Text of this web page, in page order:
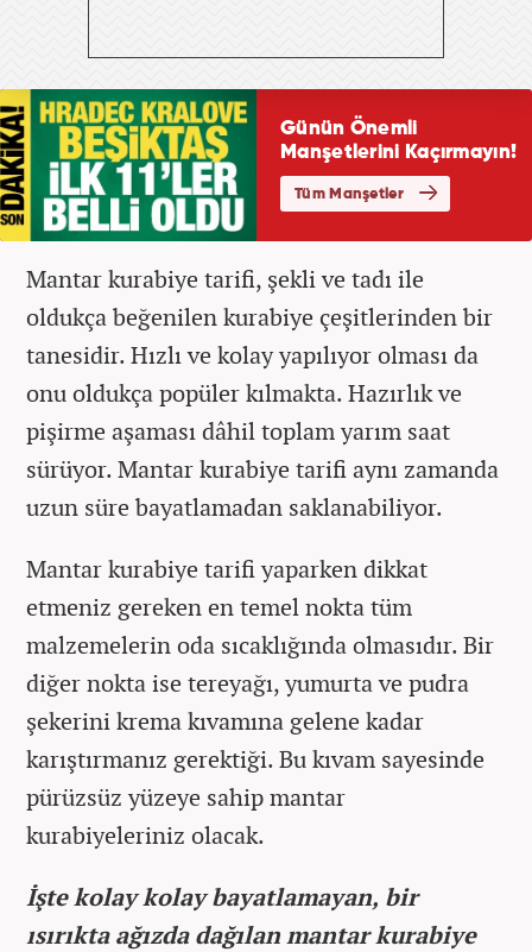
Mantar kurabiye tarifi, şekli ve tadı ile
oldukça beğenilen kurabiye çeşitlerinden bir
tanesidir. Hızlı ve kolay yapılıyor olması da
onu oldukça popüler kılmakta. Hazırlık ve
pişirme aşaması dâhil toplam yarım saat
sürüyor. Mantar kurabiye tarifi aynı zamanda
uzun süre bayatlamadan saklanabiliyor.
Mantar kurabiye tarifi yaparken dikkat
etmeniz gereken en temel nokta tüm
malzemelerin oda sıcaklığında olmasıdır. Bir
diğer nokta ise tereyağı, yumurta ve pudra
şekerini krema kıvamına gelene kadar
karıştırmanız gerektiği. Bu kıvam sayesinde
pürüzsüz yüzeye sahip mantar
kurabiyeleriniz olacak.
İşte kolay kolay bayatlamayan, bir
ısırıkta ağızda dağılan mantar kurabiye